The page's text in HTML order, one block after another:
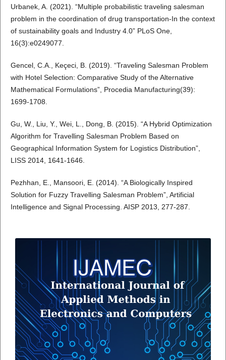
Urbanek, A. (2021). “Multiple probabilistic traveling salesman
problem in the coordination of drug transportation-In the context
of sustainability goals and Industry 4.0” PLoS One,
16(3):e0249077.
Gencel, C.A., Keçeci, B. (2019). “Traveling Salesman Problem
with Hotel Selection: Comparative Study of the Alternative
Mathematical Formulations”, Procedia Manufacturing(39):
1699-1708.
Gu, W., Liu, Y., Wei, L., Dong, B. (2015). “A Hybrid Optimization
Algorithm for Travelling Salesman Problem Based on
Geographical Information System for Logistics Distribution”,
LISS 2014, 1641-1646.
Pezhhan, E., Mansoori, E. (2014). “A Biologically Inspired
Solution for Fuzzy Travelling Salesman Problem”, Artificial
Intelligence and Signal Processing. AISP 2013, 277-287.